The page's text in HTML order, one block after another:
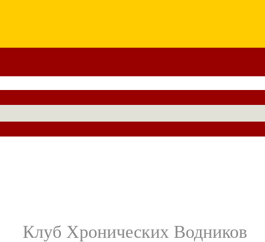
Клуб Хронических Водников